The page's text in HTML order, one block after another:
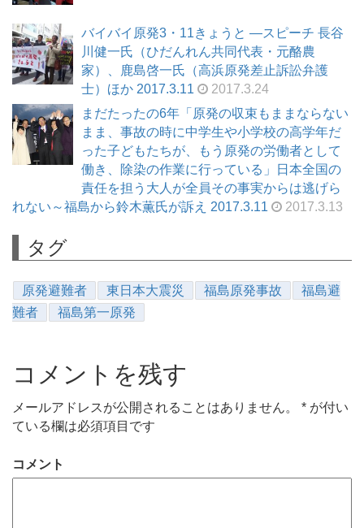
バイバイ原発3・11きょうと ―スピーチ 長谷
川健一氏（ひだんれん共同代表・元酪農
家）、鹿島啓一氏（高浜原発差止訴訟弁護
士）ほか 2017.3.11
2017.3.24
まだたったの6年「原発の収束もままならない
まま、事故の時に中学生や小学校の高学年だ
った子どもたちが、もう原発の労働者として
働き、除染の作業に行っている」日本全国の
責任を担う大人が全員その事実からは逃げら
れない～福島から鈴木薫氏が訴え 2017.3.11
2017.3.13
タグ
原発避難者 東日本大震災 福島原発事故
福島避
難者
福島第一原発
コメントを残す
メールアドレスが公開されることはありません。 * が付い
ている欄は必須項目です
コメント